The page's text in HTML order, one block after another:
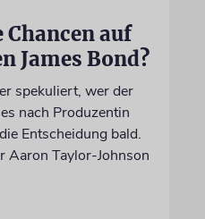
Chancen auf
James Bond?
spekuliert, wer der
nach Produzentin
Entscheidung bald.
Aaron Taylor-Johnson